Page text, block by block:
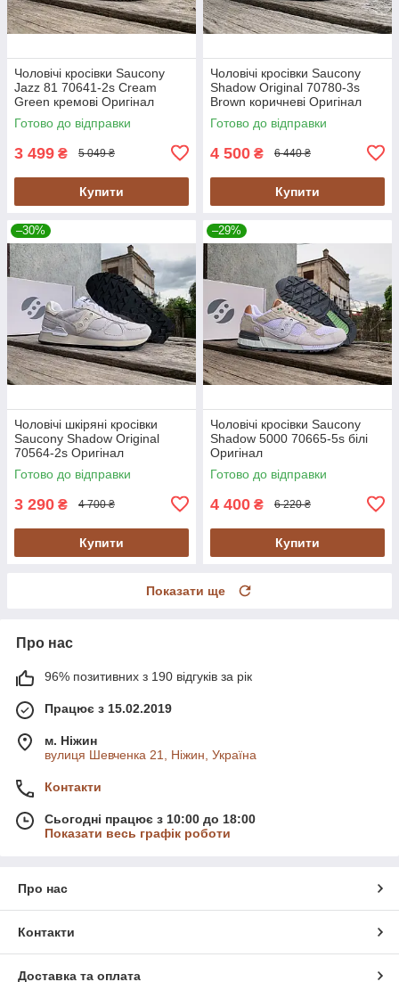
Чоловічі кросівки Saucony
Jazz 81 70641-2s Cream
Green кремові Оригінал
Готово до відправки
3 499 ₴ 5 049 ₴
Купити
Чоловічі кросівки Saucony
Shadow Original 70780-3s
Brown коричневі Оригінал
Готово до відправки
4 500 ₴ 6 440 ₴
Купити
–30%
Чоловічі шкіряні кросівки
Saucony Shadow Original
70564-2s Оригінал
Готово до відправки
3 290 ₴ 4 700 ₴
Купити
–29%
Чоловічі кросівки Saucony
Shadow 5000 70665-5s білі
Оригінал
Готово до відправки
4 400 ₴ 6 220 ₴
Купити
Показати ще
Про нас
96% позитивних з 190 відгуків за рік
Працює з 15.02.2019
м. Ніжин
вулиця Шевченка 21, Ніжин, Україна
Контакти
Сьогодні працює з 10:00 до 18:00
Показати весь графік роботи
Про нас
Контакти
Доставка та оплата